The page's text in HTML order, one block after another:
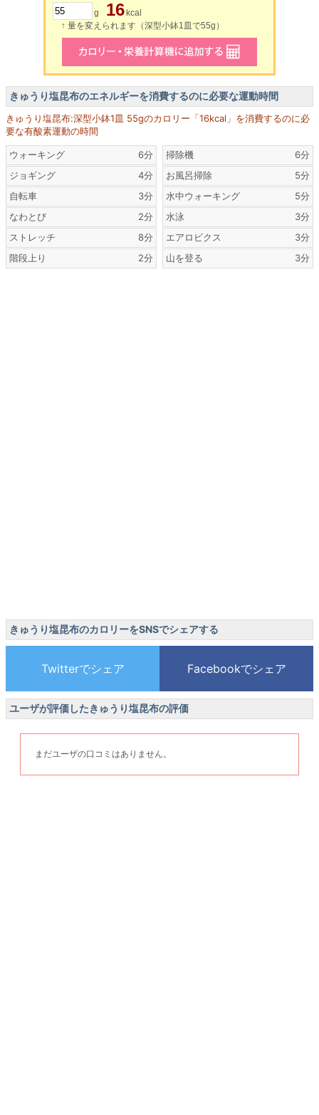
g 16 kcal
↑ 量を変えられます（深型小鉢1皿で55g）
きゅうり塩昆布のエネルギーを消費するのに必要な運動時間
きゅうり塩昆布:深型小鉢1皿 55gのカロリー「16kcal」を消費するのに必
要な有酸素運動の時間
ウォーキング
6分
ジョギング
4分
自転車
3分
なわとび
2分
ストレッチ
8分
階段上り
2分
掃除機
6分
お風呂掃除
5分
水中ウォーキング
5分
水泳
3分
エアロビクス
3分
山を登る
3分
きゅうり塩昆布のカロリーをSNSでシェアする
ユーザが評価したきゅうり塩昆布の評価
まだユーザの口コミはありません。